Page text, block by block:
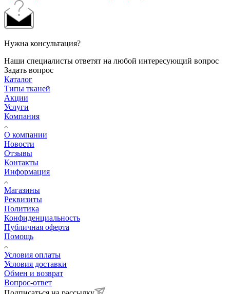
Нужна консультация?
Наши специалисты ответят на любой интересующий вопрос
Задать вопрос
Каталог
Типы тканей
Акции
Услуги
Компания
О компании
Новости
Отзывы
Контакты
Информация
Магазины
Реквизиты
Политика
Конфиденциальность
Публичная оферта
Помощь
Условия оплаты
Условия доставки
Обмен и возврат
Вопрос-ответ